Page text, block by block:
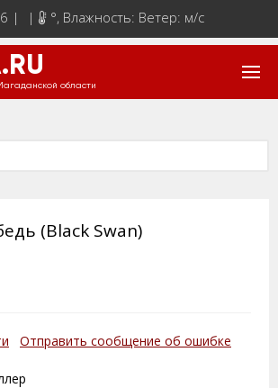
| | °, Влажность: Ветер: м/с
области
(Black Swan)
Отправить сообщение об ошибке